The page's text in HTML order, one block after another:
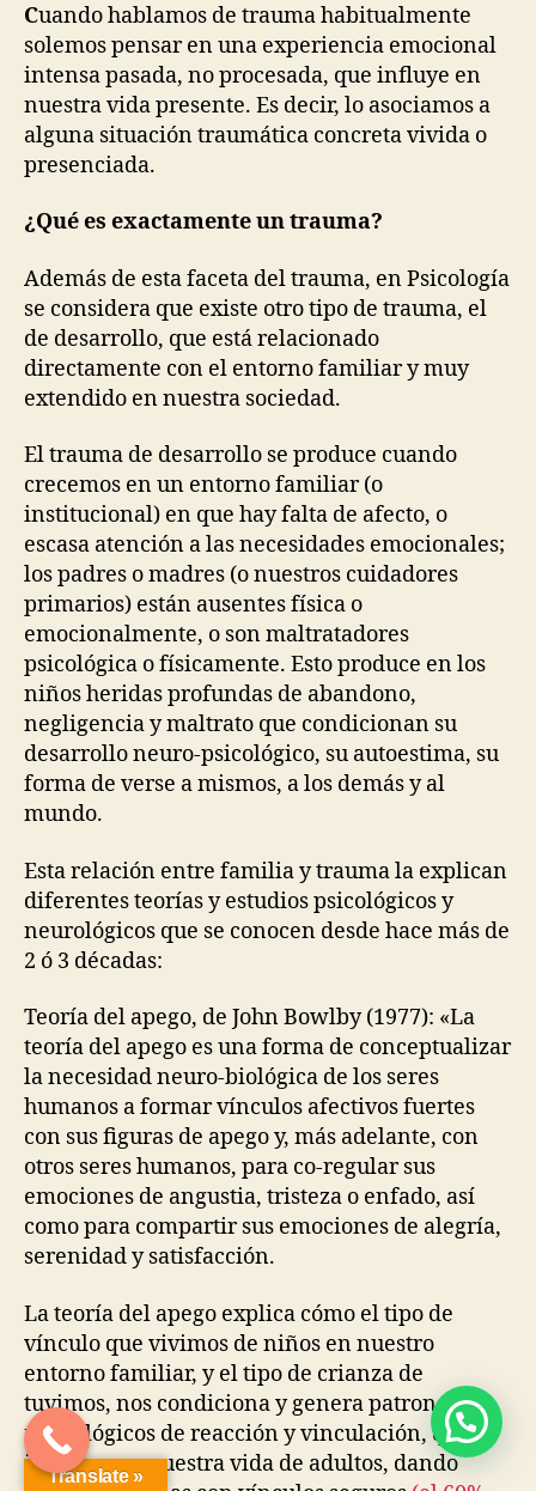
Cuando hablamos de trauma habitualmente
solemos pensar en una experiencia emocional
intensa pasada, no procesada, que influye en
nuestra vida presente. Es decir, lo asociamos a
alguna situación traumática concreta vivida o
presenciada.
¿Qué es exactamente un trauma?
Además de esta faceta del trauma, en Psicología
se considera que existe otro tipo de trauma, el
de desarrollo, que está relacionado
directamente con el entorno familiar y muy
extendido en nuestra sociedad.
El trauma de desarrollo se produce cuando
crecemos en un entorno familiar (o
institucional) en que hay falta de afecto, o
escasa atención a las necesidades emocionales;
los padres o madres (o nuestros cuidadores
primarios) están ausentes física o
emocionalmente, o son maltratadores
psicológica o físicamente. Esto produce en los
niños heridas profundas de abandono,
negligencia y maltrato que condicionan su
desarrollo neuro-psicológico, su autoestima, su
forma de verse a mismos, a los demás y al
mundo.
Esta relación entre familia y trauma la explican
diferentes teorías y estudios psicológicos y
neurológicos que se conocen desde hace más de
2 ó 3 décadas:
Teoría del apego, de John Bowlby (1977): «La
teoría del apego es una forma de conceptualizar
la necesidad neuro-biológica de los seres
humanos a formar vínculos afectivos fuertes
con sus figuras de apego y, más adelante, con
otros seres humanos, para co-regular sus
emociones de angustia, tristeza o enfado, así
como para compartir sus emociones de alegría,
serenidad y satisfacción.
La teoría del apego explica cómo el tipo de
vínculo que vivimos de niños en nuestro
entorno familiar, y el tipo de crianza de
tuvimos, nos condiciona y genera patrones
neurológicos de reacción y vinculación, que
influyen en nuestra vida de adultos, dando
Translate »